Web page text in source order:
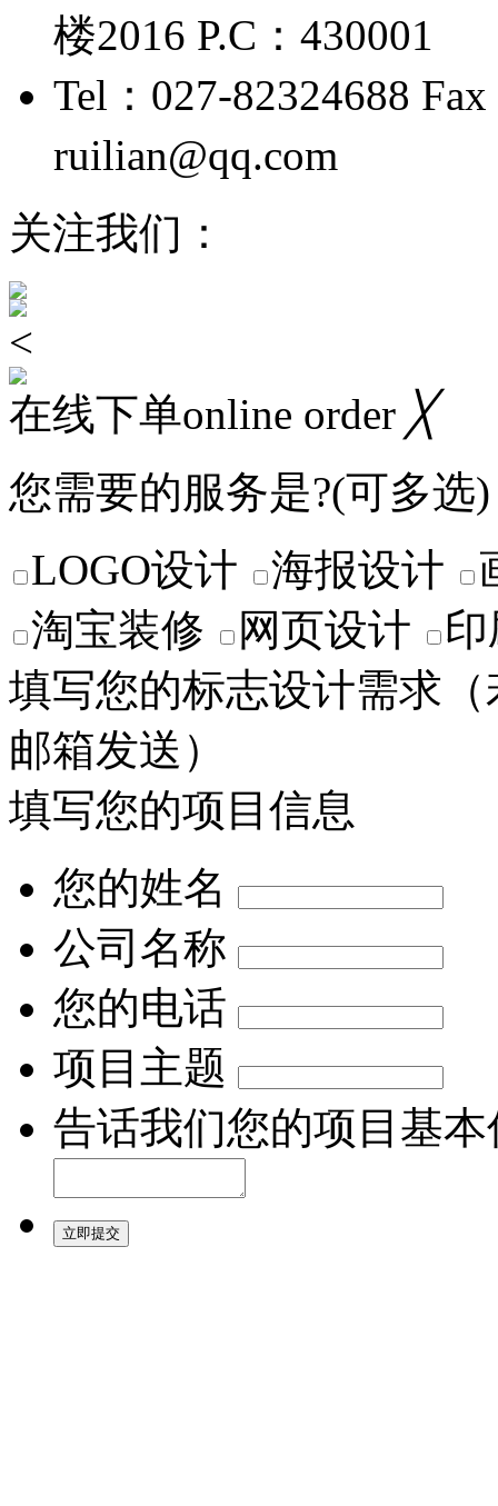
楼2016 P.C：430001
Tel：027-82324688
ruilian@qq.com
关注我们：
<
在线下单online order ╳
您需要的服务是?(可多选)
LOGO设计
海报设计
淘宝装修
网页设计
填写您的标志设计需求
邮箱发送）
填写您的项目信息
您的姓名
公司名称
您的电话
项目主题
告话我们您的项目基本